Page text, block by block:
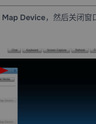
Map Device，然后关闭窗